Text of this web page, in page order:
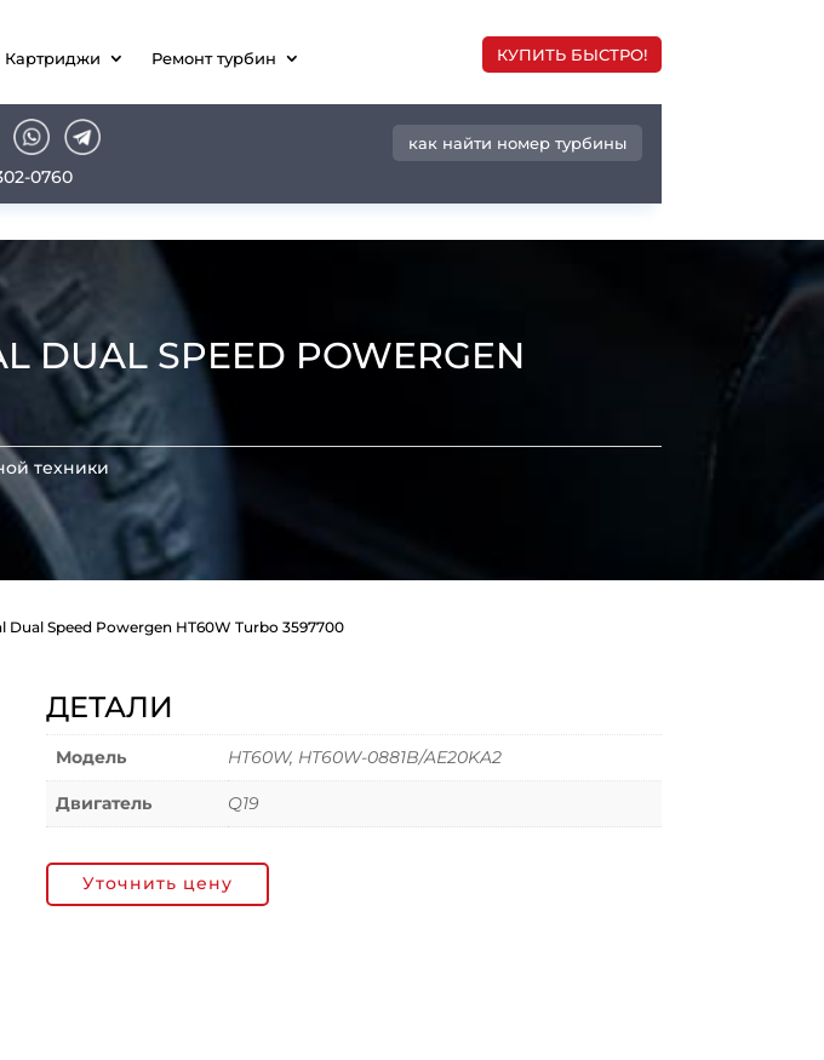
Картриджи Ремонт турбин КУПИТЬ БЫСТРО!
0760
как найти номер турбины
DUAL SPEED POWERGEN
техники
Speed Powergen HT60W Turbo 3597700
ДЕТАЛИ
Модель HT60W, HT60W-0881B/AE20KA2
Двигатель Q19
Уточнить цену